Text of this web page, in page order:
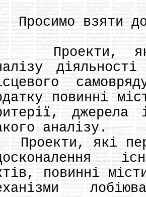
взяти до
які
повинні
джерела
аналізу.
які
повинні